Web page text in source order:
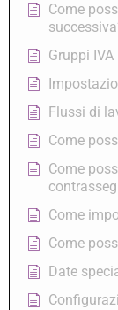
Come
Gruppi IVA
Flussi di
Come
Come
Come
Come
Date